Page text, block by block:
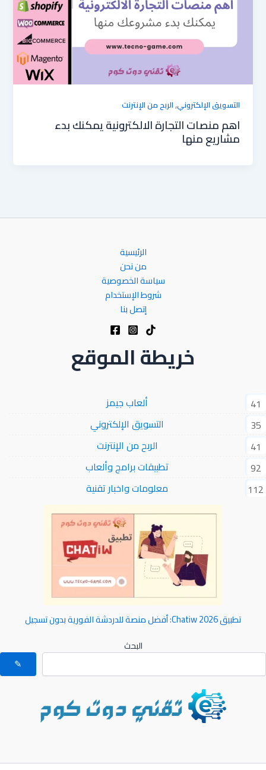
التسويق الإلكتروني,الربح من الإنترنت
اهم منصات التجارة الالكترونية يمكنك بدء
مشاريع منها
الرئيسية
من نحن
سياسة الخصوصية
شروط الإستخدام
إتصل بنا
خريطة الموقع
ألعاب جيمز
41
التسويق الإلكتروني
35
الربح من الإنترنت
41
تطبيقات برامج وألعاب
92
معلومات واخبار تقنية
112
تطبيق Chatiw 2026: أفضل منصة للدردشة الفورية بدون تسجيل
البحث
✎